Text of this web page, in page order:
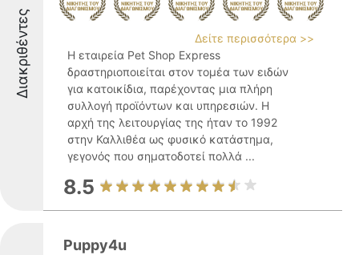
Διακριθέντες
Δείτε περισσότερα >>
Η εταιρεία Pet Shop Express
δραστηριοποιείται στον τομέα των ειδών
για κατοικίδια, παρέχοντας μια πλήρη
συλλογή προϊόντων και υπηρεσιών. Η
αρχή της λειτουργίας της ήταν το 1992
στην Καλλιθέα ως φυσικό κατάστημα,
γεγονός που σηματοδοτεί πολλά ...
8.5
Puppy4u